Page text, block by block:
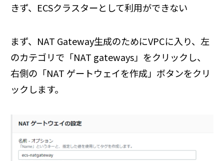
きず、ECSクラスターとして利用ができない
まず、NAT Gateway生成のためにVPCに入り、左
のカテゴリで「NAT gateways」をクリックし、
右側の「NAT ゲートウェイを作成」ボタンをクリ
ックします。